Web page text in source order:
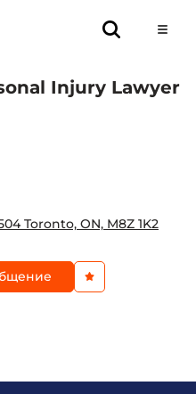
Injury Lawyer
Toronto, ON, M8Z 1K2